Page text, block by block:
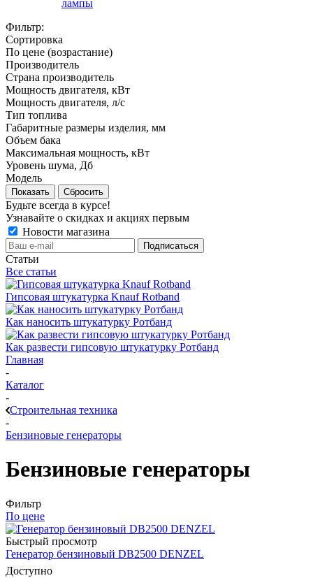
лампы
Фильтр:
Сортировка
По цене (возрастание)
Производитель
Страна производитель
Мощность двигателя, кВт
Мощность двигателя, л/с
Тип топлива
Габаритные размеры изделия, мм
Объем бака
Максимальная мощность, кВт
Уровень шума, Дб
Модель
Показать Сбросить
Будьте всегда в курсе!
Узнавайте о скидках и акциях первым
Новости магазина
Статьи
Все статьи
Гипсовая штукатурка Knauf Rotband
Как наносить штукатурку Ротбанд
Как развести гипсовую штукатурку Ротбанд
Главная
-
Каталог
-
Строительная техника
-
Бензиновые генераторы
Бензиновые генераторы
Фильтр
По цене
Быстрый просмотр
Генератор бензиновый DB2500 DENZEL
Доступно